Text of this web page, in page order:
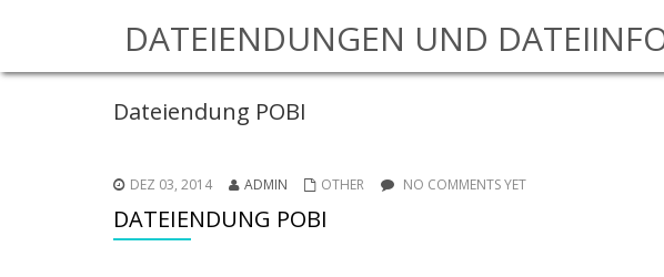
DATEIENDUNGEN UND
Dateiendung POBI
DEZ 03, 2014 ADMIN OTHER NO COMMENTS YET
DATEIENDUNG POBI